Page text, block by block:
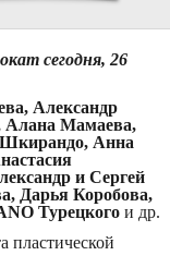
сегодня, 26
Александр
Алана Мамаева,
Анна
и Сергей
Дарья Коробова,
Турецкого и др.
пластической